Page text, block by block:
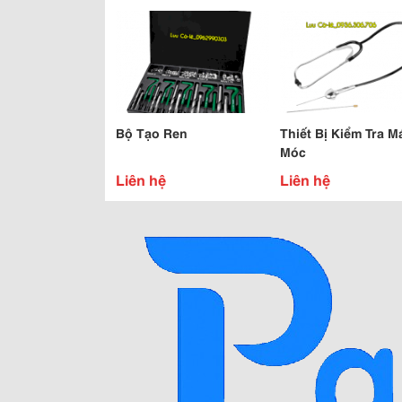
Bộ Tạo Ren
Liên hệ
Thiết Bị Kiểm Tra
Móc
Liên hệ